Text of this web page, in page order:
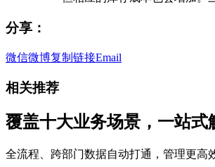
分享：
微信微博复制链接Email
相关推荐
覆盖十大业务场景，一站式
全流程、跨部门数据自动打通，管理更高